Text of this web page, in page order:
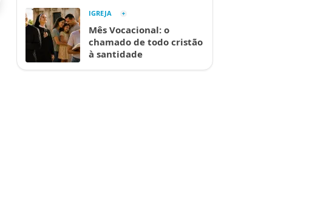
IGREJA
Mês Vocacional: o
chamado de todo cristão
à santidade